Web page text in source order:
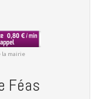
la mairie
Féas